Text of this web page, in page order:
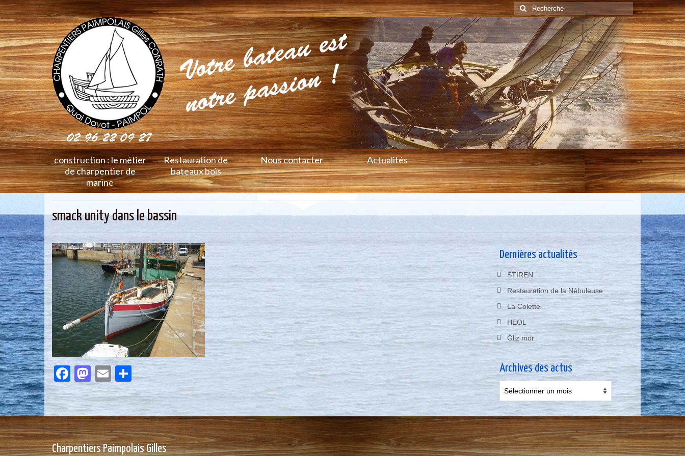
Rechercher
:
construction : le métier
de charpentier de
marine
Restauration de
bateaux bois
Nous contacter Actualités
smack unity dans le bassin
Facebook
Mastodon
EmailPartager
Dernières actualités
STIREN
Restauration de la Nébuleuse
La Colette
HEOL
Gliz mor
Archives des actus
des
actus
Charpentiers Paimpolais Gilles